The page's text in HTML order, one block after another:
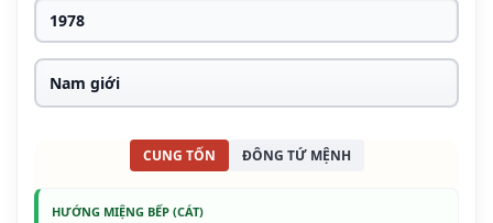
CUNG TỐN ĐÔNG TỨ MỆNH
HƯỚNG MIỆNG BẾP (CÁT)